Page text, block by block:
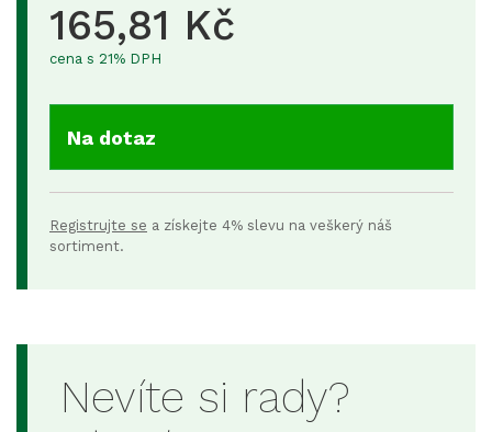
165,81 Kč
cena s 21% DPH
Na dotaz
Registrujte se a získejte 4% slevu na veškerý náš
sortiment.
Nevíte si rady?